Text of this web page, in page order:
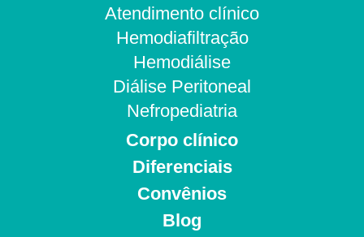
Atendimento clínico
Hemodiafiltração
Hemodiálise
Diálise Peritoneal
Nefropediatria
Corpo clínico
Diferenciais
Convênios
Blog